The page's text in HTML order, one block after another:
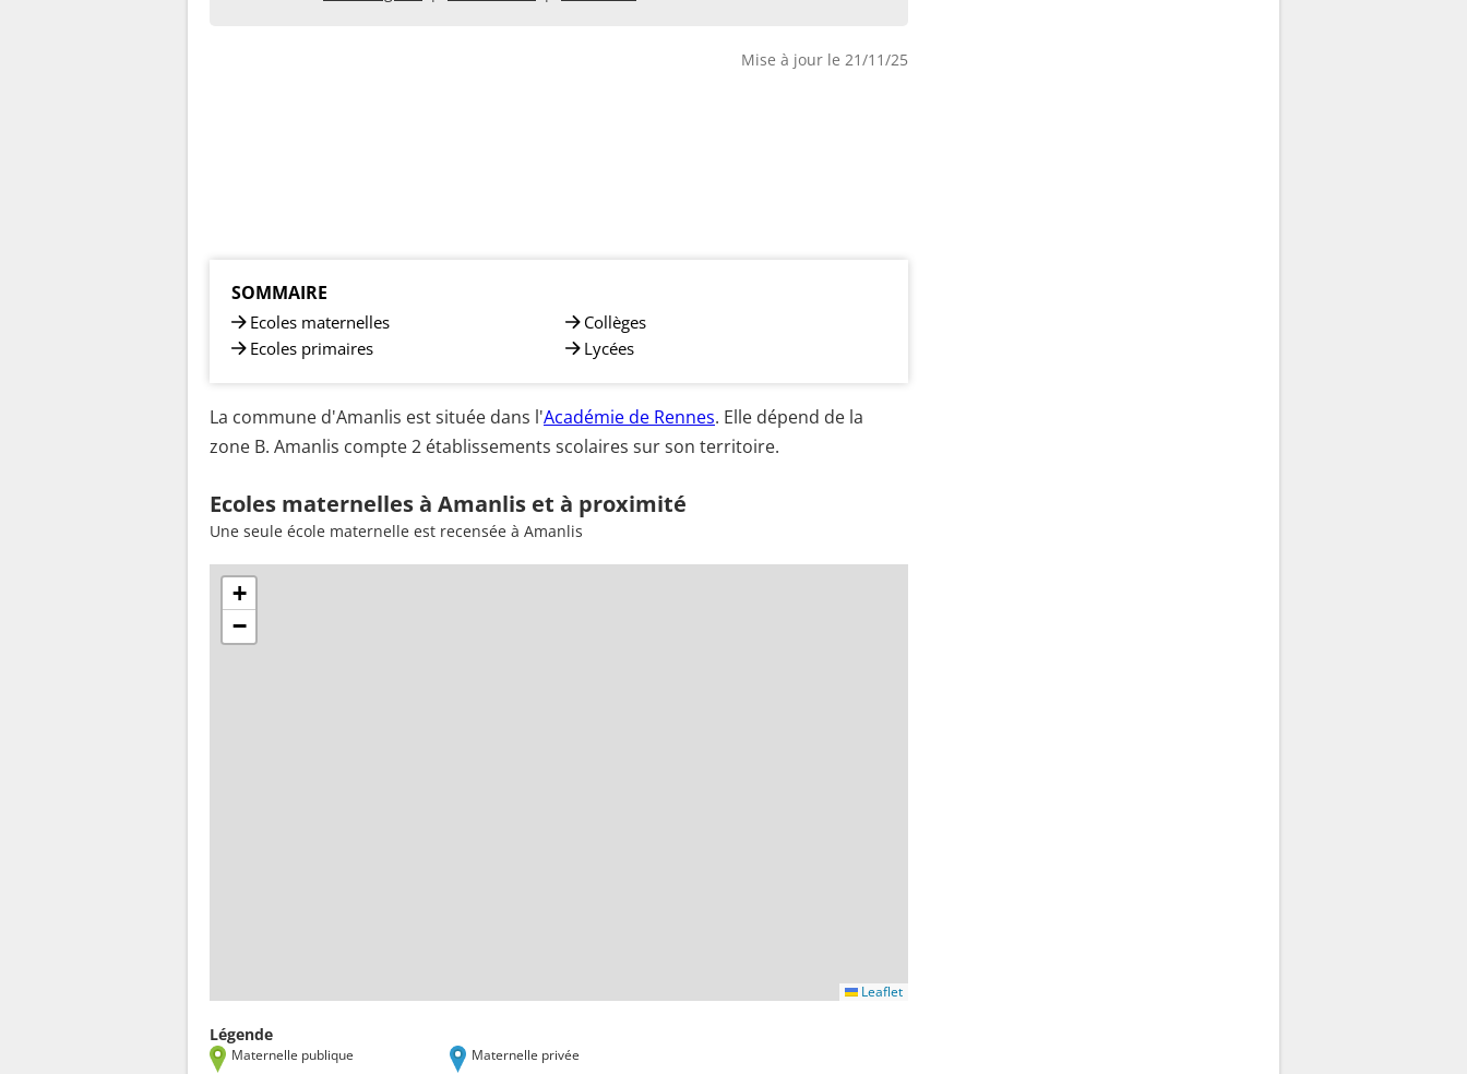
Mise à jour le 21/11/25
SOMMAIRE
Ecoles maternelles
Ecoles primaires
Collèges
Lycées
La commune d'Amanlis est située dans l'Académie de Rennes. Elle dépend de la
zone B. Amanlis compte 2 établissements scolaires sur son territoire.
Ecoles maternelles à Amanlis et à proximité
Une seule école maternelle est recensée à Amanlis
+
−
Leaflet
Légende
Maternelle publique Maternelle privée